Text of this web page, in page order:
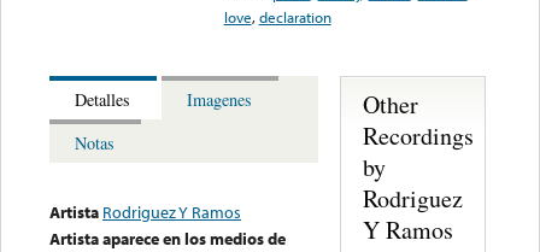
love,declaration
Detalles
Imagenes
Notas
Artista Rodriguez Y Ramos
Artista aparece en los medios de
Other
Recordings
by
Rodriguez
Y Ramos